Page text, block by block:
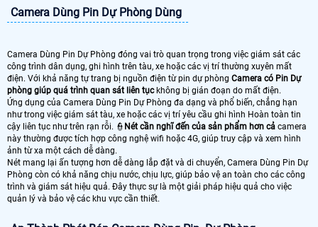
Camera Dùng Pin Dự Phòng Dùng
Camera Dùng Pin Dự Phòng đóng vai trò quan trọng trong việc giám sát các
công trình dân dụng, ghi hình trên tàu, xe hoặc các vị trí thường xuyên mất
điện. Với khả năng tự trang bị nguồn điện từ pin dự phòng Camera có Pin Dự
phòng giúp quá trình quan sát liên tục không bị gián đoạn do mất điện.
Ứng dụng của Camera Dùng Pin Dự Phòng đa dạng và phổ biến, chẳng hạn
như trong việc giám sát tàu, xe hoặc các vị trí yêu cầu ghi hình Hoàn toàn tin
cậy liên tục như trên rạn rỗi. 👮 Nét cần nghĩ đến của sản phẩm hơn cả camera
này thường được tích hợp công nghệ wifi hoặc 4G, giúp truy cập và xem hình
ảnh từ xa một cách dễ dàng.
Nét mang lại ấn tượng hơn dễ dàng lắp đặt và di chuyển, Camera Dùng Pin Dự
Phòng còn có khả năng chịu nước, chịu lực, giúp bảo vệ an toàn cho các công
trình và giám sát hiệu quả. Đây thực sự là một giải pháp hiệu quả cho việc
quản lý và bảo vệ các khu vực cần thiết.